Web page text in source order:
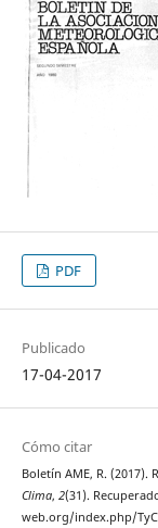
PDF
Publicado
17-04-2017
Cómo citar
Boletín AME, R. (2017).
Clima, 2(31).
web.org/index.php/